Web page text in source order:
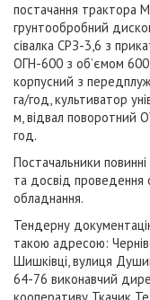
постачання трактора
грунтообробний
сівалка СРЗ-3,6 з
ОГН-600 з об’ємом
корпусний з
га/год, культиватор
м, відвал поворотний
год.
Постачальники
та досвід проведення
обладнання.
Тендерну
такою адресою:
Шишківці, вулиця
64-76 виконавчий